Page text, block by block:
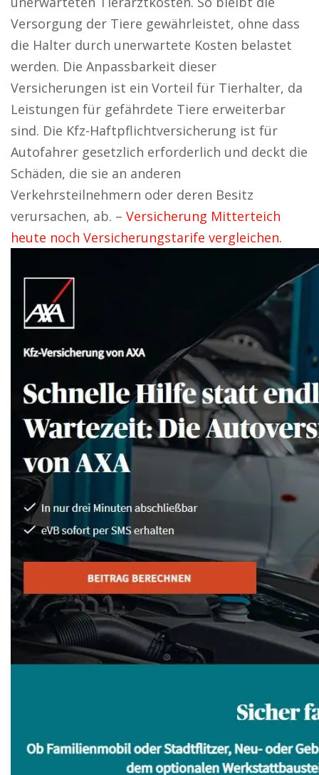
Versorgung der Tiere gewährleistet, ohne dass
die Halter durch unerwartete Kosten belastet
werden. Die Anpassbarkeit dieser
Versicherungen ist ein Vorteil für Tierhalter, da
Leistungen für gefährdete Tiere erweiterbar
sind. Die Kfz-Haftpflichtversicherung ist für
Autofahrer gesetzlich erforderlich und deckt die
Schäden, die sie an anderen
Verkehrsteilnehmern oder deren Besitz
verursachen, ab. – Versicherung Mitterteich
heute noch Versicherungstarife vergleichen.